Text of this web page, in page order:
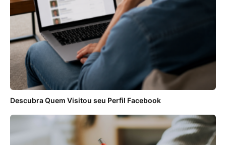
Descubra Quem Visitou seu Perfil Facebook